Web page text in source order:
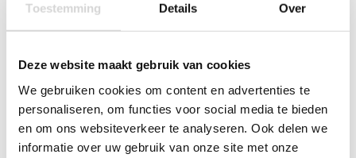
Toestemming Details Over
Deze website maakt gebruik van cookies
We gebruiken cookies om content en advertenties te
personaliseren, om functies voor social media te bieden
en om ons websiteverkeer te analyseren. Ook delen we
informatie over uw gebruik van onze site met onze
vanaf